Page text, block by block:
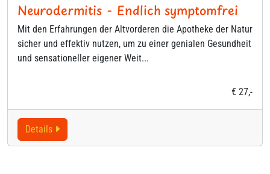
Neurodermitis - Endlich symptomfrei
Mit den Erfahrungen der Altvorderen die Apotheke der Natur
sicher und effektiv nutzen, um zu einer genialen Gesundheit
und sensationeller eigener Weit...
€ 27,-
Details